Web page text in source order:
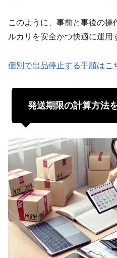
このように、事前と事後の操
ルカリを安全かつ快適に運用
個別で出品停止する手順はこ
発送期限の計算方法